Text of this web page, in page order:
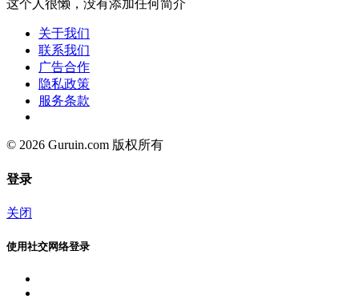
这个人很懒，没有添加任何简介
关于我们
联系我们
广告合作
隐私政策
服务条款
© 2026 Guruin.com 版权所有
登录
关闭
使用社交网络登录